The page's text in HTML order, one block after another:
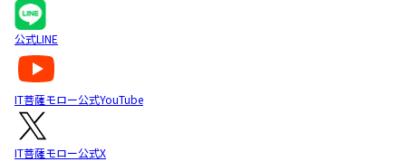
公式LINE
IT菩薩モロー公式YouTube
IT菩薩モロー公式X